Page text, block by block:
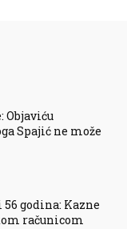
Objaviću
Spajić ne može
godina: Kazne
računicom